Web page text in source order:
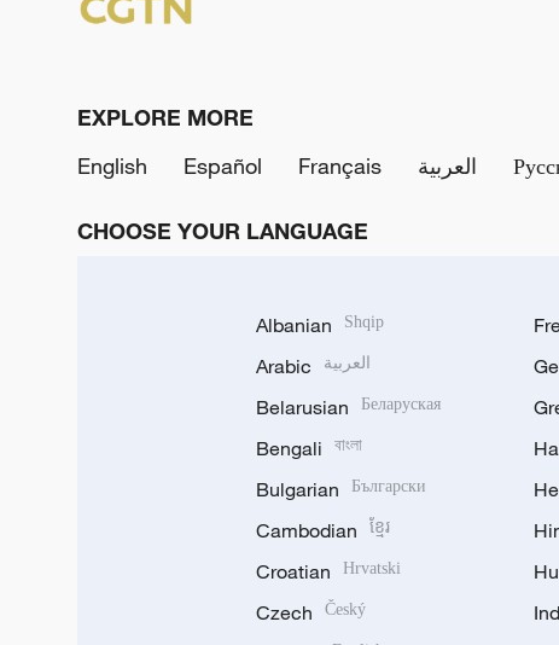
EXPLORE MORE
English
Español Français العربية
CHOOSE YOUR LANGUAGE
Albanian Shqip
Arabic العربية
Belarusian Беларуская
Bengali বাংলা
Bulgarian Български
Cambodian ខ្មែរ
Croatian Hrvatski
Czech Český